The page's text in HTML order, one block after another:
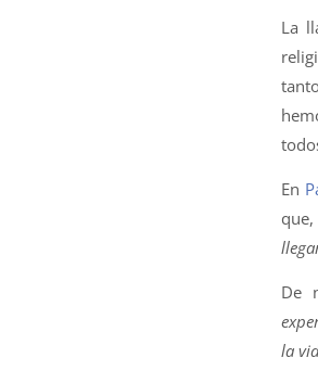
La
En
que,
De
la